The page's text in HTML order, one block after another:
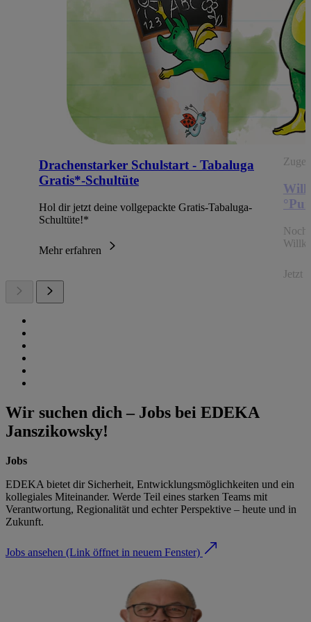
Drachenstarker Schulstart - Tabaluga
Gratis*-Schultüte
Hol dir jetzt deine vollgepackte Gratis-Tabaluga-
Schultüte!*
Mehr erfahren
Noch
Jetzt
Wir suchen dich – Jobs bei EDEKA
Janszikowsky!
Jobs
EDEKA bietet dir Sicherheit, Entwicklungsmöglichkeiten und ein
kollegiales Miteinander. Werde Teil eines starken Teams mit
Verantwortung, Regionalität und echter Perspektive – heute und in
Zukunft.
Jobs ansehen (Link öffnet in neuem Fenster)